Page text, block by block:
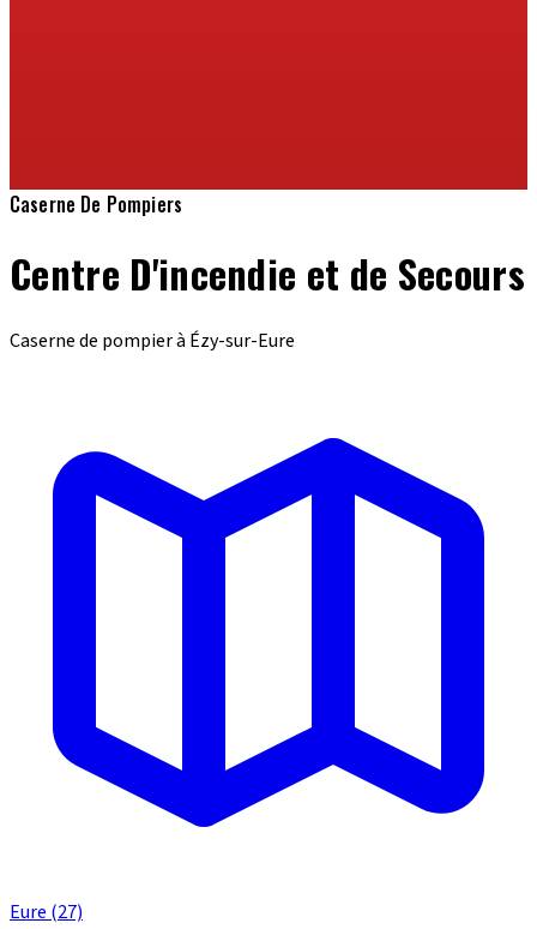
Caserne De Pompiers
Centre D'incendie et de Secours
Caserne de pompier à Ézy-sur-Eure
Eure (27)